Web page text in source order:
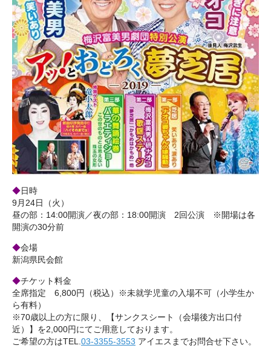
◆日時
9月24日（火）
昼の部：14:00開演／夜の部：18:00開演 2回公演 ※開場は各
開演の30分前
◆会場
新潟県民会館
◆チケット料金
全席指定 6,800円（税込）※未就学児童の入場不可（小学生か
ら有料）
※70歳以上の方に限り、【サンクスシート（会場後方出口付
近）】を2,000円にてご用意しております。
ご希望の方はTEL. 03-3355-3553 アイエスまでお問合せ下さい。